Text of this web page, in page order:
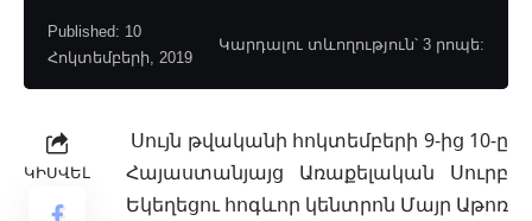
Published: 10
Հոկտեմբերի, 2019
Կարդալու տևողություն՝ 3 րոպե:
ԿԻՍՎԵԼ
Սույն թվականի հոկտեմբերի 9-ից 10-ը
Հայաստանյայց Առաքելական Սուրբ
Եկեղեցու հոգևոր կենտրոն Մայր Աթոռ